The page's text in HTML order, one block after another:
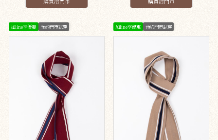
加line享優惠 預約門市試穿 加line享優惠 預約門市試穿